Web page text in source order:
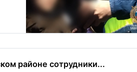
районе сотрудники...